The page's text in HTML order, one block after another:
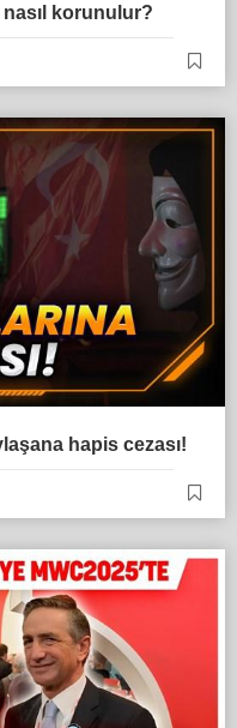
korunulur?
hapis cezası!